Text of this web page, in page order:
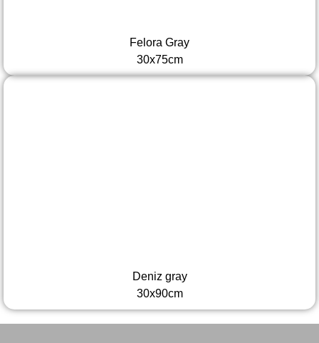
Felora Gray
30x75cm
Deniz gray
30x90cm